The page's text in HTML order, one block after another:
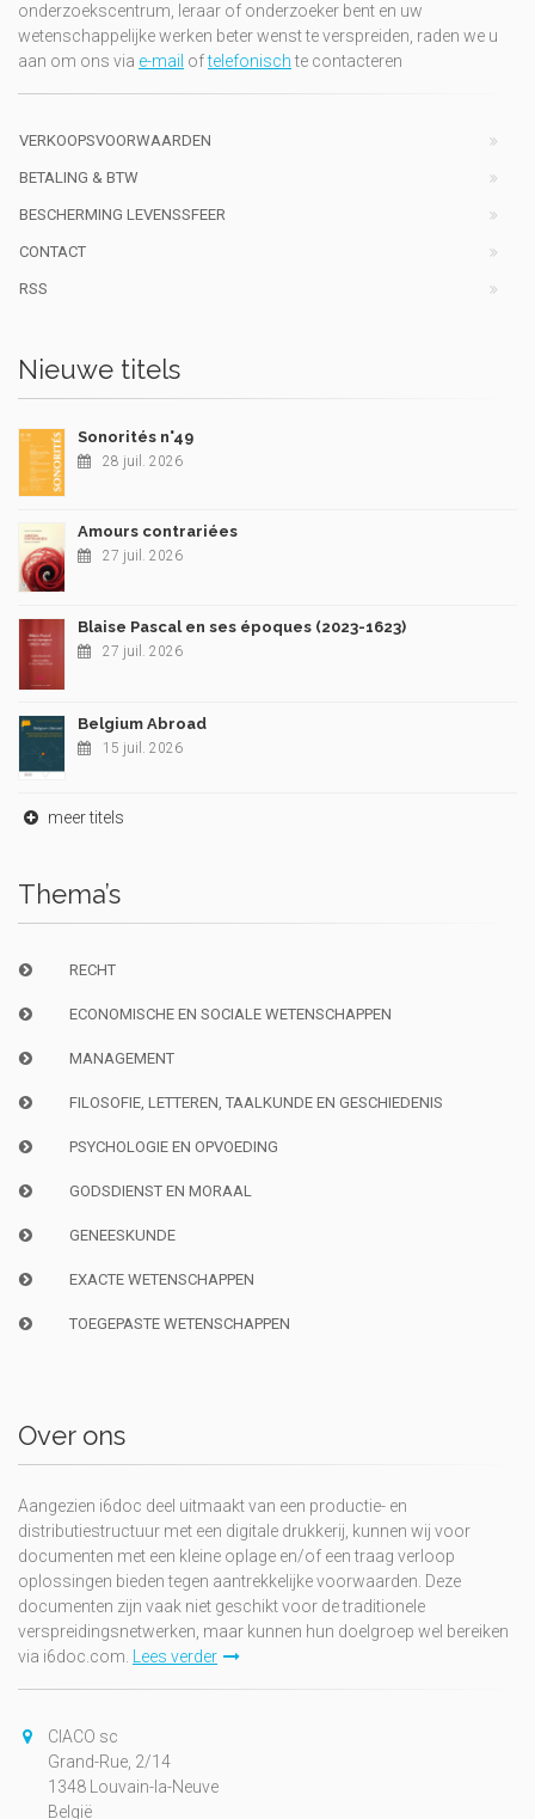
onderzoekscentrum, leraar of onderzoeker bent en uw
wetenschappelijke werken beter wenst te verspreiden, raden we u
aan om ons via e-mail oftelefonischte contacteren
VERKOOPSVOORWAARDEN
BETALING & BTW
BESCHERMING LEVENSSFEER
CONTACT
RSS
Nieuwe titels
Sonorités n°49
28 juil. 2026
Amours contrariées
27 juil. 2026
Blaise Pascal en ses époques (2023-1623)
27 juil. 2026
Belgium Abroad
15 juil. 2026
meer titels
Thema’s
RECHT
ECONOMISCHE EN SOCIALE WETENSCHAPPEN
MANAGEMENT
FILOSOFIE, LETTEREN, TAALKUNDE EN GESCHIEDENIS
PSYCHOLOGIE EN OPVOEDING
GODSDIENST EN MORAAL
GENEESKUNDE
EXACTE WETENSCHAPPEN
TOEGEPASTE WETENSCHAPPEN
Over ons
Aangezien i6doc deel uitmaakt van een productie- en
distributiestructuur met een digitale drukkerij, kunnen wij voor
documenten met een kleine oplage en/of een traag verloop
oplossingen bieden tegen aantrekkelijke voorwaarden. Deze
documenten zijn vaak niet geschikt voor de traditionele
verspreidingsnetwerken, maar kunnen hun doelgroep wel bereiken
via i6doc.com. Lees verder
CIACO sc
Grand-Rue, 2/14
1348 Louvain-la-Neuve
België